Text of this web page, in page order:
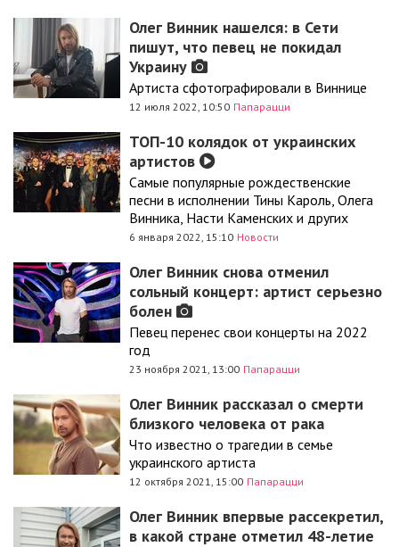
Олег Винник нашелся: в Сети
пишут, что певец не покидал
Украину
Артиста сфотографировали в Виннице
12 июля 2022, 10:50 Папарацци
ТОП-10 колядок от украинских
артистов
Самые популярные рождественские
песни в исполнении Тины Кароль, Олега
Винника, Насти Каменских и других
6 января 2022, 15:10 Новости
Олег Винник снова отменил
сольный концерт: артист серьезно
болен
Певец перенес свои концерты на 2022
год
23 ноября 2021, 13:00 Папарацци
Олег Винник рассказал о смерти
близкого человека от рака
Что известно о трагедии в семье
украинского артиста
12 октября 2021, 15:00 Папарацци
Олег Винник впервые рассекретил,
в какой стране отметил 48-летие